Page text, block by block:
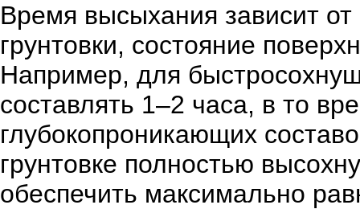
Время высыхания зависит
грунтовки, состояние
Например, для
составлять 1–2 часа, в то
глубокопроникающих
грунтовке полностью
обеспечить максимально